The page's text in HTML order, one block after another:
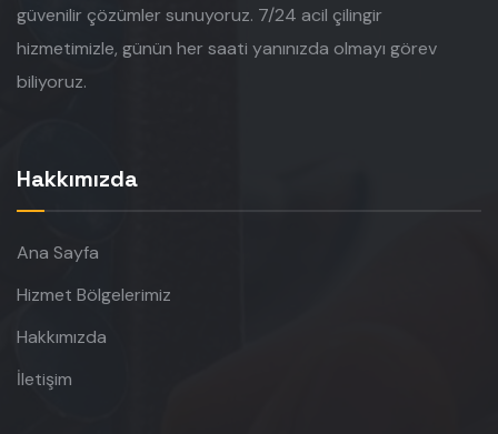
güvenilir çözümler sunuyoruz. 7/24 acil çilingir
hizmetimizle, günün her saati yanınızda olmayı görev
biliyoruz.
Hakkımızda
Ana Sayfa
Hizmet Bölgelerimiz
Hakkımızda
İletişim